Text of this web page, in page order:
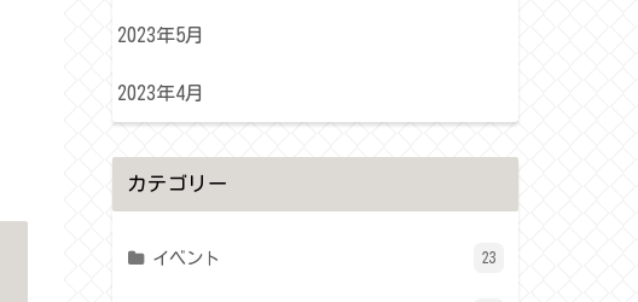
2023年5月
2023年4月
カテゴリー
イベント 23